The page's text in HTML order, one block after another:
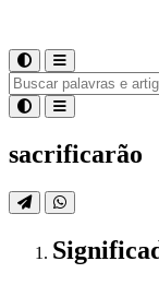
sacrificarão